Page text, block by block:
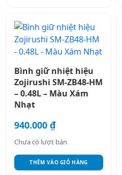
Bình giữ nhiệt hiệu
Zojirushi SM-ZB48-HM
– 0.48L – Màu Xám
Nhạt
940.000 ₫
Chưa có lượt bán
THÊM VÀO GIỎ HÀNG